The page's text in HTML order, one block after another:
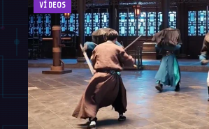
VÍDEOS